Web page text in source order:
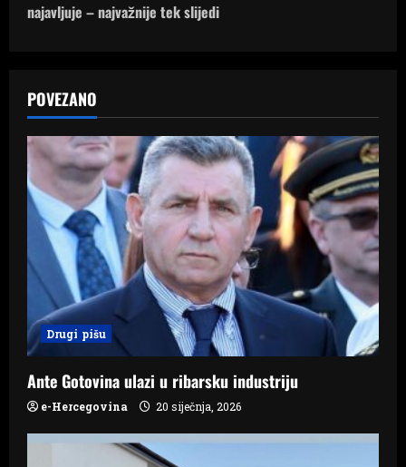
a
v
i
g
t
i
o
n
najavljuje – najvažnije tek slijedi
POVEZANO
Drugi pišu
Ante Gotovina ulazi u ribarsku industriju
e-Hercegovina 20 siječnja, 2026